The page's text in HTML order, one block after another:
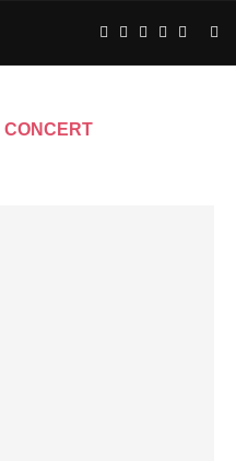
CONCERT